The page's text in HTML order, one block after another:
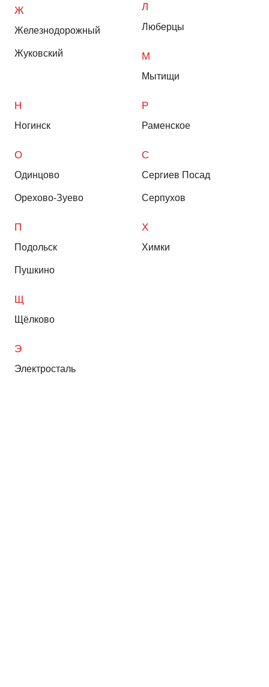
Ж
Железнодорожный
Жуковский
Л
Люберцы
М
Мытищи
Н
Ногинск
О
Одинцово
Орехово-Зуево
П
Подольск
Пушкино
Р
Раменское
С
Сергиев Посад
Серпухов
Х
Химки
Щ
Щёлково
Э
Электросталь